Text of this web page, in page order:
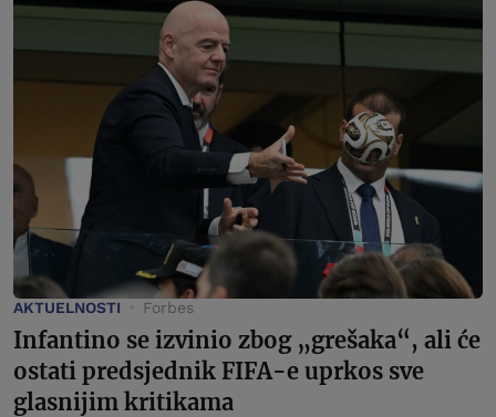
AKTUELNOSTI Forbes
Infantino se izvinio zbog „grešaka“, ali će
ostati predsjednik FIFA-e uprkos sve
glasnijim kritikama